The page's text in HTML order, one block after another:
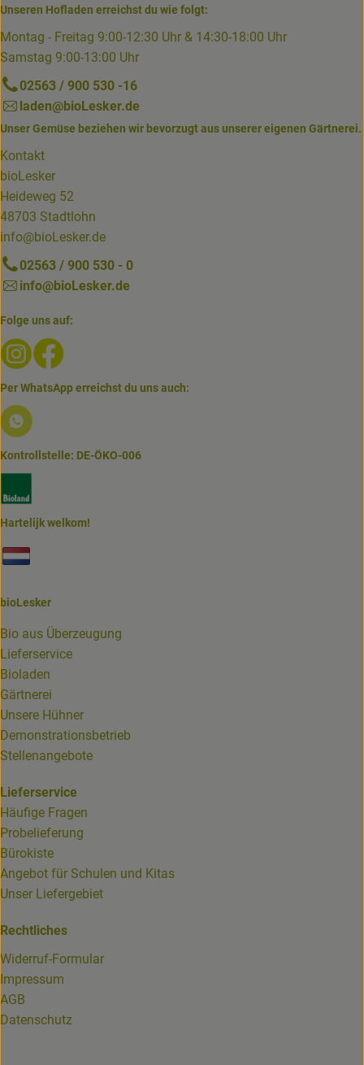
Unseren Hofladen erreichst du wie folgt:
Montag - Freitag 9:00-12:30 Uhr & 14:30-18:00 Uhr
Samstag 9:00-13:00 Uhr
02563 / 900 530 -16
laden@bioLesker.de
Unser Gemüse beziehen wir bevorzugt aus unserer eigenen Gärtnerei.
Kontakt
bioLesker
Heideweg 52
48703 Stadtlohn
info@bioLesker.de
02563 / 900 530 - 0
info@bioLesker.de
Folge uns auf:
Externer Link zu https://www.instagram.com/biolesker/
Per WhatsApp erreichst du uns auch:
Externer Link zu https://www.biolesker.de/lieferservice/
Kontrollstelle: DE-ÖKO-006
Hartelijk welkom!
bioLesker
Bio aus Überzeugung
Lieferservice
Bioladen
Gärtnerei
Unsere Hühner
Demonstrationsbetrieb
Stellenangebote
Lieferservice
Häufige Fragen
Probelieferung
Bürokiste
Angebot für Schulen und Kitas
Unser Liefergebiet
Rechtliches
Widerruf-Formular
Impressum
AGB
Datenschutz